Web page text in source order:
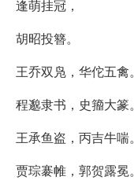
逢萌挂冠，
胡昭投簪。
王乔双凫，华佗五禽。
程邈隶书，史籀大篆。
王承鱼盗，丙吉牛喘。
贾琮褰帷，郭贺露冕。